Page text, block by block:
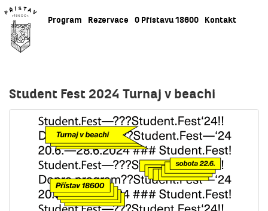
Program Rezervace O Přístavu 18600 Kontakt
Student Fest 2024 Turnaj v beachi